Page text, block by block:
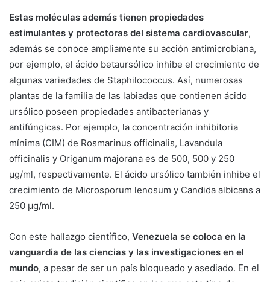
Estas moléculas además tienen propiedades
estimulantes y protectoras del sistema cardiovascular,
además se conoce ampliamente su acción antimicrobiana,
por ejemplo, el ácido betaursólico inhibe el crecimiento de
algunas variedades de Staphilococcus. Así, numerosas
plantas de la familia de las labiadas que contienen ácido
ursólico poseen propiedades antibacterianas y
antifúngicas. Por ejemplo, la concentración inhibitoria
mínima (CIM) de Rosmarinus officinalis, Lavandula
officinalis y Origanum majorana es de 500, 500 y 250
µg/ml, respectivamente. El ácido ursólico también inhibe el
crecimiento de Microsporum lenosum y Candida albicans a
250 µg/ml.
Con este hallazgo científico, Venezuela se coloca en la
vanguardia de las ciencias y las investigaciones en el
mundo, a pesar de ser un país bloqueado y asediado. En el